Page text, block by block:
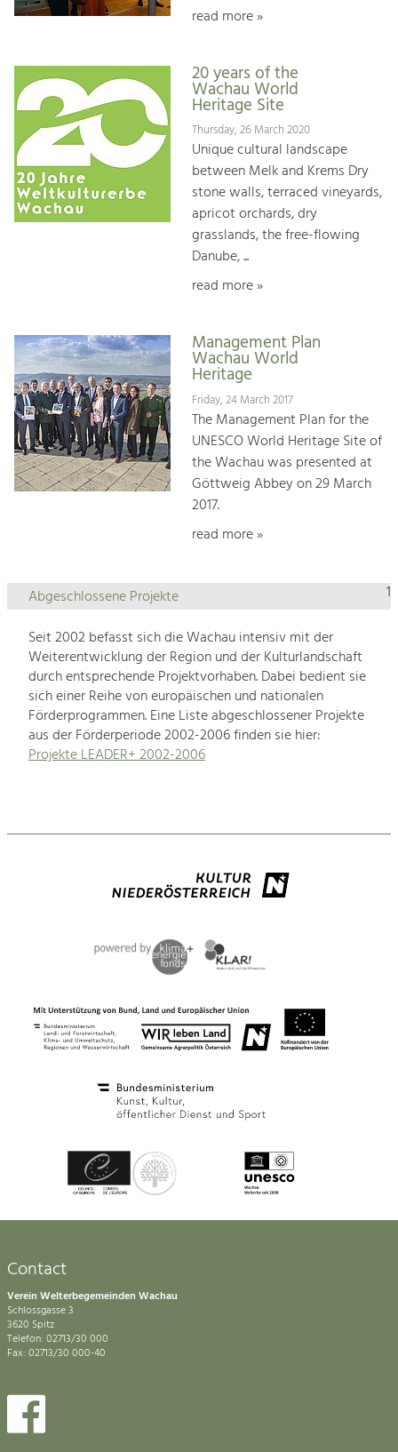
read more »
20 years of the
Wachau World
Heritage Site
Thursday, 26 March 2020
Unique cultural landscape
between Melk and Krems Dry
stone walls, terraced vineyards,
apricot orchards, dry
grasslands, the free-flowing
Danube, ...
read more »
Management Plan
Wachau World
Heritage
Friday, 24 March 2017
The Management Plan for the
UNESCO World Heritage Site of
the Wachau was presented at
Göttweig Abbey on 29 March
2017.
read more »
1
Abgeschlossene Projekte
Seit 2002 befasst sich die Wachau intensiv mit der
Weiterentwicklung der Region und der Kulturlandschaft
durch entsprechende Projektvorhaben. Dabei bedient sie
sich einer Reihe von europäischen und nationalen
Förderprogrammen. Eine Liste abgeschlossener Projekte
aus der Förderperiode 2002-2006 finden sie hier:
Projekte LEADER+ 2002-2006
Contact
Verein Welterbegemeinden Wachau
Schlossgasse 3
3620 Spitz
Telefon: 02713/30 000
Fax: 02713/30 000-40